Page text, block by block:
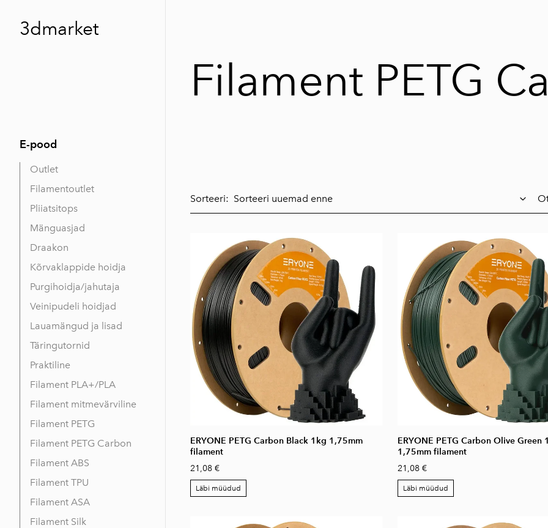
3dmarket
E-pood
Outlet
Filamentoutlet
Pliiatsitops
Mänguasjad
Draakon
Kõrvaklappide hoidja
Purgihoidja/jahutaja
Veinipudeli hoidjad
Lauamängud ja lisad
Täringutornid
Praktiline
Filament PLA+/PLA
Filament mitmevärviline
Filament PETG
Filament PETG Carbon
Filament ABS
Filament TPU
Filament ASA
Filament Silk
Filament PETG
Sorteeri:
ERYONE PETG Carbon Black 1kg 1,75mm
filament
21,08 €
Läbi müüdud
ERYONE PETG Carbon Olive Green
1,75mm filament
21,08 €
Läbi müüdud